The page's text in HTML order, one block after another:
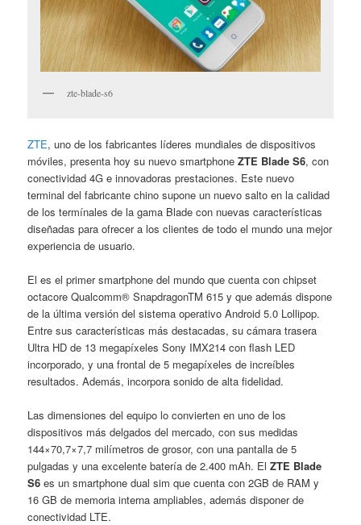
zte-blade-s6
ZTE, uno de los fabricantes líderes mundiales de dispositivos
móviles, presenta hoy su nuevo smartphoneZTE Blade S6, con
conectividad 4G e innovadoras prestaciones. Este nuevo
terminal del fabricante chino supone un nuevo salto en la calidad
de los termínales de la gama Blade con nuevas características
diseñadas para ofrecer a los clientes de todo el mundo una mejor
experiencia de usuario.
El es el primer smartphone del mundo que cuenta con chipset
octacore Qualcomm® SnapdragonTM 615 y que además dispone
de la última versión del sistema operativo Android 5.0 Lollipop.
Entre sus características más destacadas, su cámara trasera
Ultra HD de 13 megapíxeles Sony IMX214 con flash LED
incorporado, y una frontal de 5 megapíxeles de increíbles
resultados. Además, incorpora sonido de alta fidelidad.
Las dimensiones del equipo lo convierten en uno de los
dispositivos más delgados del mercado, con sus medidas
144×70,7×7,7 milímetros de grosor, con una pantalla de 5
pulgadas y una excelente batería de 2.400 mAh. ElZTE Blade
S6 es un smartphone dual sim que cuenta con 2GB de RAM y
16 GB de memoria interna ampliables, además disponer de
conectividad LTE.